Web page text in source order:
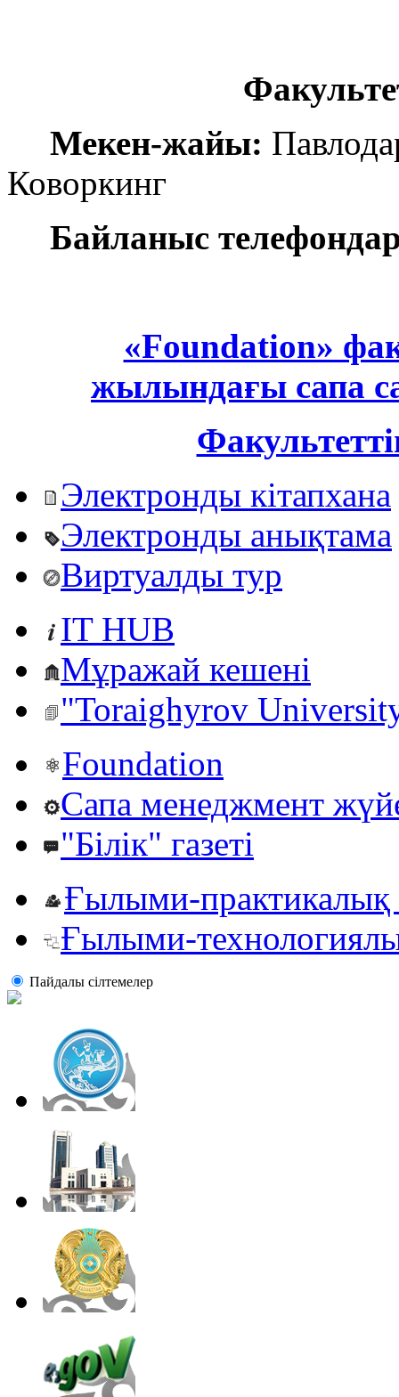
Мекен-жайы:
Коворкинг
Байланыс
«Foundation»
жылындағы сапа
Электронды кітапхана
Электронды анықтама
Виртуалды тур
IT HUB
Мұражай кешені
"Toraighyrov
Foundation
Сапа менеджмент
"Білік" газеті
Ғылыми-практикалық
Ғылыми-
Пайдалы сiлтемелер